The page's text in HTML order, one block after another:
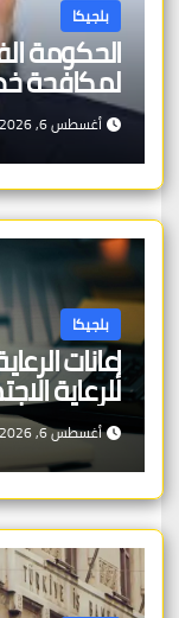
بلجيكا
الحكومة
لمكافحة
أغسطس 6, 2026
بلجيكا
إعانات
للرعاية
أغسطس 6, 2026